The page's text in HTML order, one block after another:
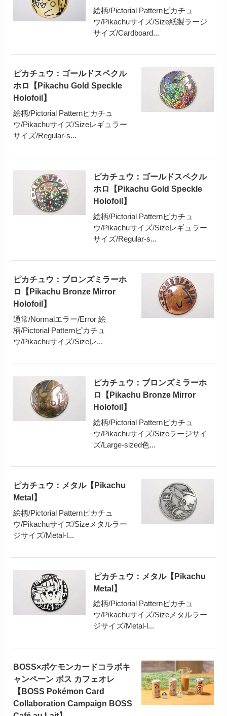
絵柄/Pictorial Patternピカチュ
ウ/Pikachuサイズ/Size紙製ラージ
サイズ/Cardboard...
ピカチュウ：ゴールドスペクル
ホロ【Pikachu Gold Speckle
Holofoil】
絵柄/Pictorial Patternピカチュ
ウ/Pikachuサイズ/Sizeレギュラー
サイズ/Regular-s...
ピカチュウ：ゴールドスペクル
ホロ【Pikachu Gold Speckle
Holofoil】
絵柄/Pictorial Patternピカチュ
ウ/Pikachuサイズ/Sizeレギュラー
サイズ/Regular-s...
ピカチュウ：ブロンズミラーホ
ロ【Pikachu Bronze Mirror
Holofoil】
通常/Normalエラー/Error 絵
柄/Pictorial Patternピカチュ
ウ/Pikachuサイズ/Sizeレ...
ピカチュウ：ブロンズミラーホ
ロ【Pikachu Bronze Mirror
Holofoil】
絵柄/Pictorial Patternピカチュ
ウ/Pikachuサイズ/Sizeラージサイ
ズ/Large-sized色...
ピカチュウ：メタル【Pikachu
Metal】
絵柄/Pictorial Patternピカチュ
ウ/Pikachuサイズ/Sizeメタルラー
ジサイズ/Metal-l...
ピカチュウ：メタル【Pikachu
Metal】
絵柄/Pictorial Patternピカチュ
ウ/Pikachuサイズ/Sizeメタルラー
ジサイズ/Metal-l...
BOSS×ポケモンカードコラボキ
ャンペーン ボス カフェオレ
【BOSS Pokémon Card
Collaboration Campaign BOSS